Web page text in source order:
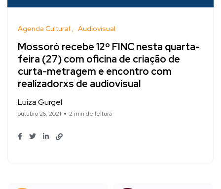
Agenda Cultural Audiovisual
Mossoró recebe 12º FINC nesta quarta-
feira (27) com oficina de criação de
curta-metragem e encontro com
realizadorxs de audiovisual
Luiza Gurgel
outubro 26, 2021 2 min de leitura